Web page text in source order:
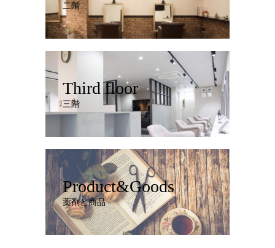
二階
Third floor
三階
Product&Goods
薬剤と商品